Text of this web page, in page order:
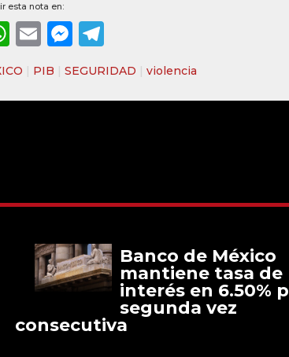
esta nota en:
WhatsApp
EmailMessenger
| PIB |SEGURIDAD |violencia
Banco de México
mantiene tasa de
interés en 6.50%
segunda vez
consecutiva